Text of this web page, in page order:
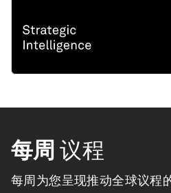
每周 议程
每周为您呈现推动全球议程